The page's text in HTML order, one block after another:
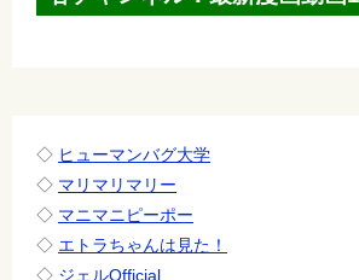
◇ ヒューマンバグ大学
◇ マリマリマリー
◇ マニマニピーポー
◇ エトラちゃんは見た！
◇ ジェルOfficial